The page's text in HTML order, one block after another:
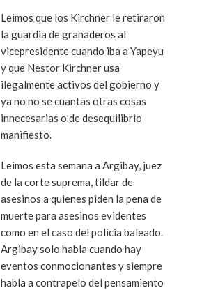
Leimos que los Kirchner le retiraron
la guardia de granaderos al
vicepresidente cuando iba a Yapeyu
y que Nestor Kirchner usa
ilegalmente activos del gobierno y
ya no no se cuantas otras cosas
innecesarias o de desequilibrio
manifiesto.
Leimos esta semana a Argibay, juez
de la corte suprema, tildar de
asesinos a quienes piden la pena de
muerte para asesinos evidentes
como en el caso del policia baleado.
Argibay solo habla cuando hay
eventos conmocionantes y siempre
habla a contrapelo del pensamiento